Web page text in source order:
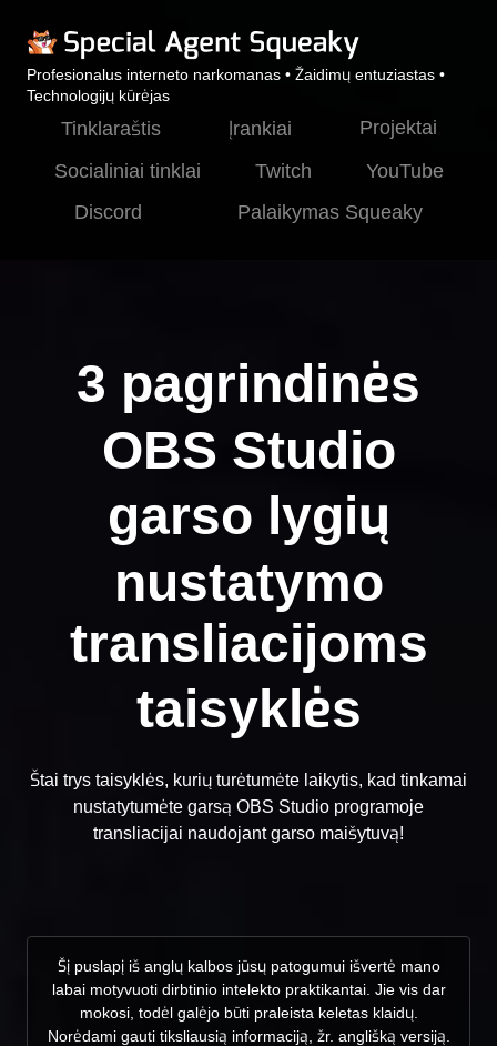
Profesionalus interneto narkomanas • Žaidimų entuziastas •
Technologijų kūrėjas
Tinklaraštis Įrankiai
Projektai
Socialiniai tinklai
Twitch
YouTube
Discord
Palaikymas Squeaky
3 pagrindinės
OBS Studio
garso lygių
nustatymo
transliacijoms
taisyklės
Štai trys taisyklės, kurių turėtumėte laikytis, kad tinkamai
nustatytumėte garsą OBS Studio programoje
transliacijai naudojant garso maišytuvą!
Šį puslapį iš anglų kalbos jūsų patogumui išvertė mano
labai motyvuoti dirbtinio intelekto praktikantai. Jie vis dar
mokosi, todėl galėjo būti praleista keletas klaidų.
Norėdami gauti tiksliausią informaciją, žr. anglišką versiją.